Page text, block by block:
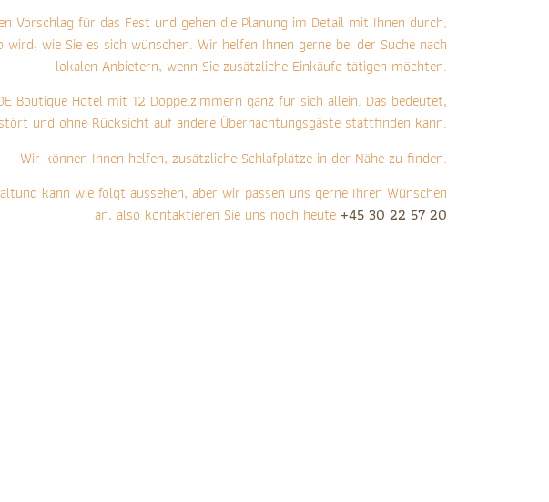
Vorschlag für das Fest und gehen die Planung im Detail mit Ihnen durch,
wird, wie Sie es sich wünschen. Wir helfen Ihnen gerne bei der Suche nach
lokalen Anbietern, wenn Sie zusätzliche Einkäufe tätigen möchten.
Boutique Hotel mit 12 Doppelzimmern ganz für sich allein. Das bedeutet,
und ohne Rücksicht auf andere Übernachtungsgäste stattfinden kann.
Wir können Ihnen helfen, zusätzliche Schlafplätze in der Nähe zu finden.
kann wie folgt aussehen, aber wir passen uns gerne Ihren Wünschen
an, also kontaktieren Sie uns noch heute +45 30 22 57 20